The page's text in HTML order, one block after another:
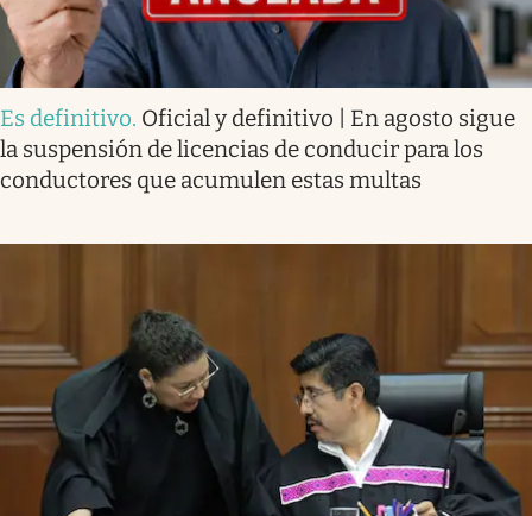
Es definitivo. Oficial y definitivo | En agosto sigue
la suspensión de licencias de conducir para los
conductores que acumulen estas multas